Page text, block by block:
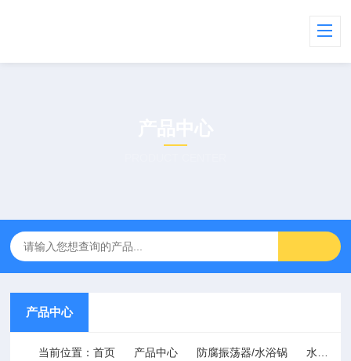
产品中心
当前位置：首页 产品中心 防腐振荡器/水浴锅 水浴锅